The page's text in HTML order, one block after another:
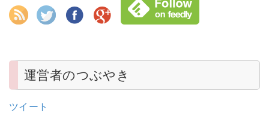
運営者のつぶやき
ツイート